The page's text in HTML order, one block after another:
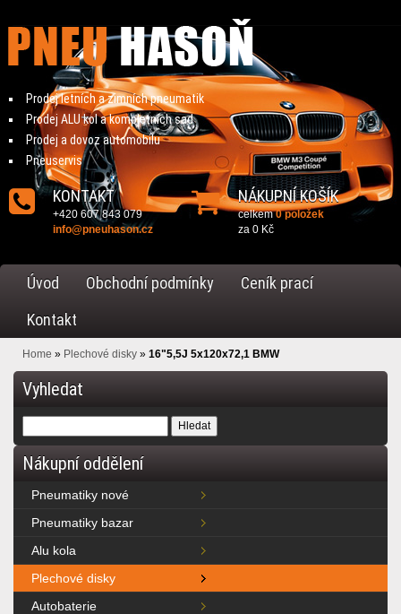
Prodej letních a zimních pneumatik
Prodej ALU kol a kompletních sad
Prodej a dovoz automobilu
Pneuservis
KONTAKT
+420 607 843 079
info@pneuhason.cz
NÁKUPNÍ KOŠÍK
celkem0 položek
za 0 Kč
Úvod Obchodní podmínky
Ceník prací
Kontakt
Home » Plechové disky » 16"5,5J 5x120x72,1 BMW
Vyhledat
Nákupní oddělení
Pneumatiky nové
Pneumatiky bazar
Alu kola
Plechové disky
Autobaterie